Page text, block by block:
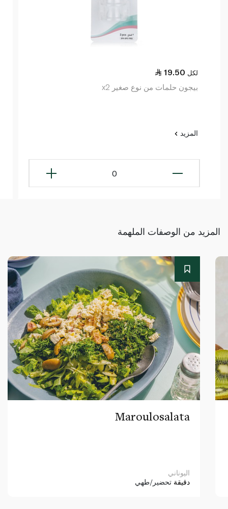
19.50 لكل
بيجون حلمات من نوع صغير x2
المزيد
0
المزيد من الوصفات الملهمة
Maroulosalata
اليوناني
دقيقة تحضير/طهي